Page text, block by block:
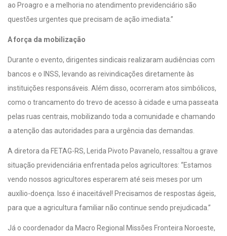
ao Proagro e a melhoria no atendimento previdenciário são
questões urgentes que precisam de ação imediata.”
A força da mobilização
Durante o evento, dirigentes sindicais realizaram audiências com
bancos e o INSS, levando as reivindicações diretamente às
instituições responsáveis. Além disso, ocorreram atos simbólicos,
como o trancamento do trevo de acesso à cidade e uma passeata
pelas ruas centrais, mobilizando toda a comunidade e chamando
a atenção das autoridades para a urgência das demandas.
A diretora da FETAG-RS, Lerida Pivoto Pavanelo, ressaltou a grave
situação previdenciária enfrentada pelos agricultores: “Estamos
vendo nossos agricultores esperarem até seis meses por um
auxílio-doença. Isso é inaceitável! Precisamos de respostas ágeis,
para que a agricultura familiar não continue sendo prejudicada.”
Já o coordenador da Macro Regional Missões Fronteira Noroeste,